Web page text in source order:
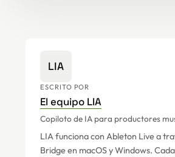
LIA
ESCRITO POR
El equipo LIA
Copiloto de IA para productores
LIA funciona con Ableton Live a
Bridge en macOS y Windows.